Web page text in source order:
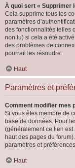
À quoi sert « Supprimer
Cela supprime tous les
paramètres
des fonctionnalités telles
non lu) si cela a été
des problèmes de
pourrait les résoudre.
Haut
Paramètres et
Comment modifier mes
Si vous êtes membre de
base de données. Pour
(généralement ce lien est
haut des pages du
paramètres et
Haut